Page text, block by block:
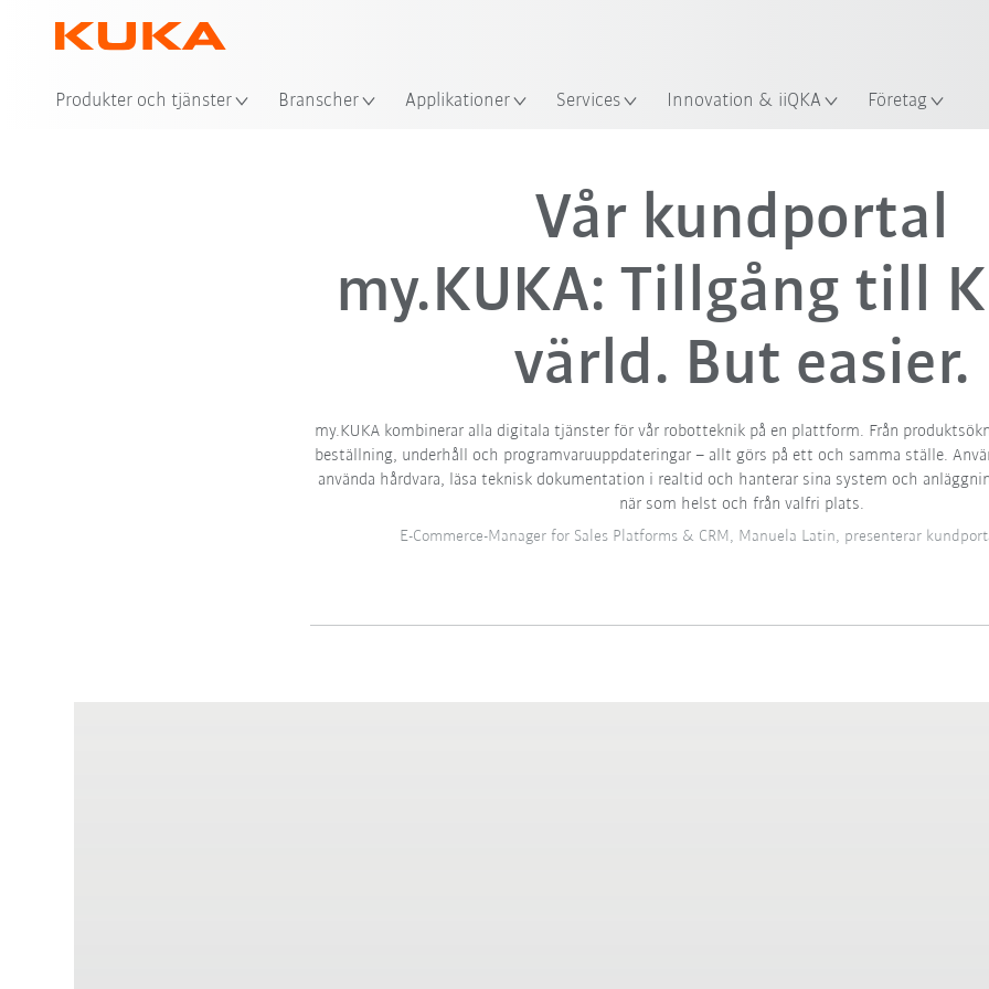
Produkter och tjänster Branscher Applikationer Services Innovation & iiQKA Företag
Vår kundportal
my.KUKA: Tillgång till
värld. But easier.
my.KUKA kombinerar alla digitala tjänster för vår robotteknik på en plattform. Från
beställning, underhåll och programvaruuppdateringar – allt görs på ett och samma ställe.
använda hårdvara, läsa teknisk dokumentation i realtid och hanterar sina system och
när som helst och från valfri plats.
E-Commerce-Manager for Sales Platforms & CRM, Manuela Latin, presenterar